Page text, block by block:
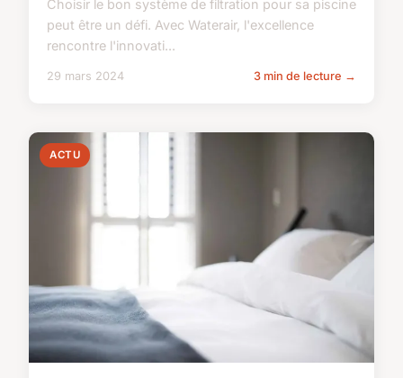
Choisir le bon système de filtration pour sa piscine
peut être un défi. Avec Waterair, l'excellence
rencontre l'innovati...
29 mars 2024 3 min de lecture →
ACTU